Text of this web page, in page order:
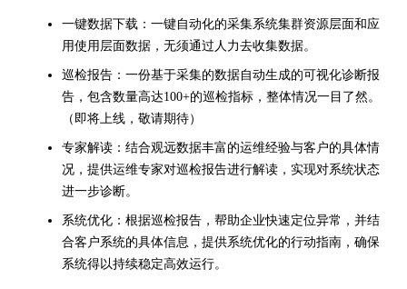
一键数据下载：一键自动化的采集系统集群资源层面和应
用使用层面数据，无须通过人力去收集数据。
巡检报告：一份基于采集的数据自动生成的可视化诊断报
告，包含数量高达100+的巡检指标，整体情况一目了然。
（即将上线，敬请期待）
专家解读：结合观远数据丰富的运维经验与客户的具体情
况，提供运维专家对巡检报告进行解读，实现对系统状态
进一步诊断。
系统优化：根据巡检报告，帮助企业快速定位异常，并结
合客户系统的具体信息，提供系统优化的行动指南，确保
系统得以持续稳定高效运行。